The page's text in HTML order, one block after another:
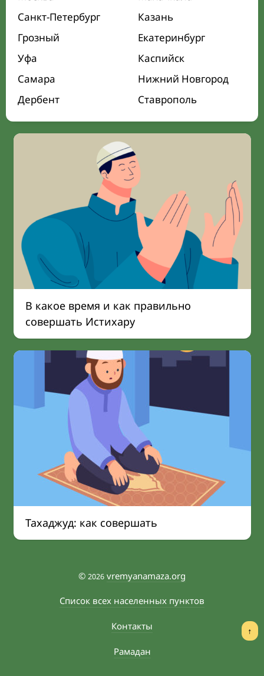
Санкт-Петербург
Казань
Грозный
Екатеринбург
Уфа
Каспийск
Самара
Нижний Новгород
Дербент
Ставрополь
В какое время и как правильно
совершать Истихару
Тахаджуд: как совершать
© 2026 vremyanamaza.org
Список всех населенных пунктов
Контакты
Рамадан
↑